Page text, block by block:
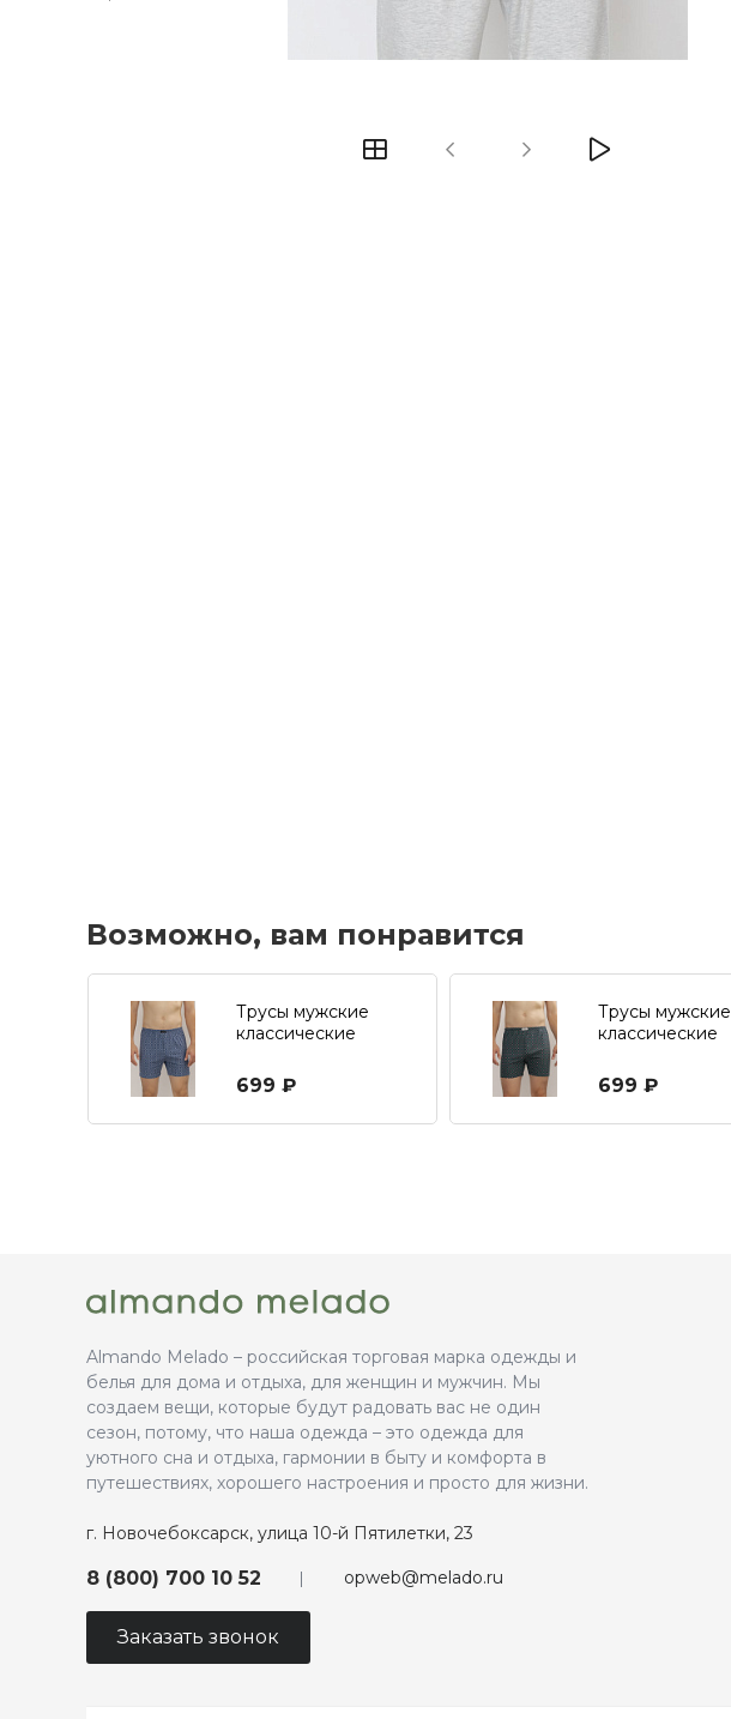
Возможно, вам понравится
Трусы мужские
классические
699 ₽
Трусы мужские
классические
699 ₽
Almando Melado – российская торговая марка одежды и
белья для дома и отдыха, для женщин и мужчин. Мы
создаем вещи, которые будут радовать вас не один
сезон, потому, что наша одежда – это одежда для
уютного сна и отдыха, гармонии в быту и комфорта в
путешествиях, хорошего настроения и просто для жизни.
г. Новочебоксарск, улица 10-й Пятилетки, 23
8 (800) 700 10 52 opweb@melado.ru
Заказать звонок